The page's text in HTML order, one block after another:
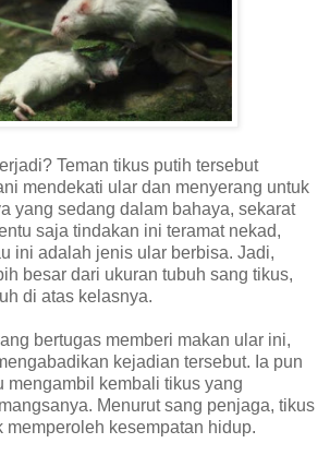
Teman tikus putih tersebut
mendekati ular dan menyerang untuk
yang sedang dalam bahaya, sekarat
saja tindakan ini teramat nekad,
ini adalah jenis ular berbisa. Jadi,
besar dari ukuran tubuh sang tikus,
di atas kelasnya.
bertugas memberi makan ular ini,
kejadian tersebut. Ia pun
mengambil kembali tikus yang
Menurut sang penjaga, tikus
memperoleh kesempatan hidup.